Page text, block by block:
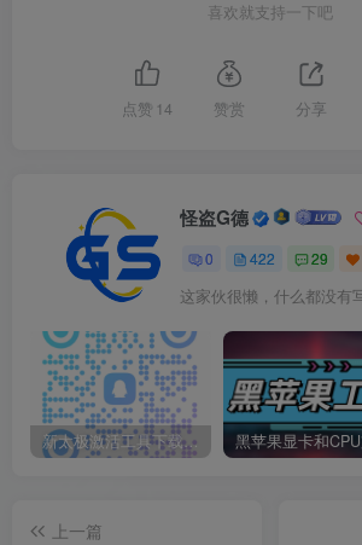
喜欢就支持一下吧
点赞 14 赞赏 分享
怪盗G德
0 422 29
这家伙很懒，什么都没有
新太极激活工具下载/教程/充值/开户(QQ交流群号749113977)
上一篇